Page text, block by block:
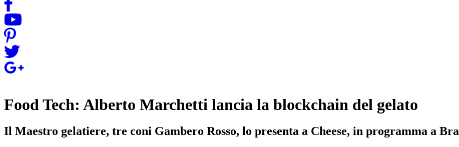
Food Tech: Alberto Marchetti lancia la blockchain del gelato
Il Maestro gelatiere, tre coni Gambero Rosso, lo presenta a Cheese, in programma a Bra